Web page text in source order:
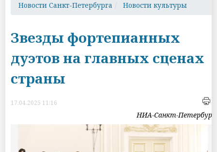
Новости Санкт-Петербурга Новости культуры
Звезды фортепианных
дуэтов на главных сценах
страны
17.04.2025 11:16
НИА-Санкт-Петербург